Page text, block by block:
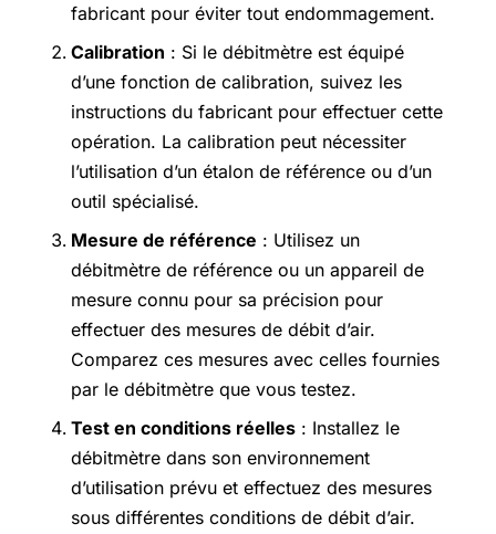
fabricant pour éviter tout endommagement.
Calibration : Si le débitmètre est équipé
d’une fonction de calibration, suivez les
instructions du fabricant pour effectuer cette
opération. La calibration peut nécessiter
l’utilisation d’un étalon de référence ou d’un
outil spécialisé.
Mesure de référence : Utilisez un
débitmètre de référence ou un appareil de
mesure connu pour sa précision pour
effectuer des mesures de débit d’air.
Comparez ces mesures avec celles fournies
par le débitmètre que vous testez.
Test en conditions réelles : Installez le
débitmètre dans son environnement
d’utilisation prévu et effectuez des mesures
sous différentes conditions de débit d’air.